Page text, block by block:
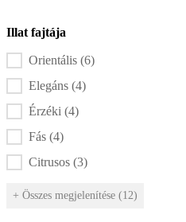
Illat fajtája
Illat fajtája szűrő
Orientális (6)
Elegáns (4)
Érzéki (4)
Fás (4)
Citrusos (3)
+ Összes megjelenítése (12)